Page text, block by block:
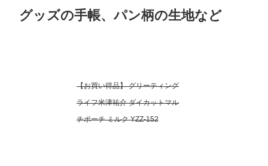
グッズの手帳、パン柄の生地など
【お買い得品】 グリーティング
ライフ米津祐介 ダイカットマル
チポーチ ミルク YZZ-152